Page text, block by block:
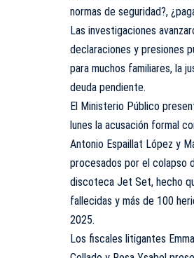
normas de seguridad?,
Las investigaciones
declaraciones y presiones
para muchos familiares, la
deuda pendiente.
El Ministerio Público
lunes la acusación formal
Antonio Espaillat López y
procesados por el colapso
discoteca Jet Set, hecho
fallecidas y más de 100
2025.
Los fiscales litigantes